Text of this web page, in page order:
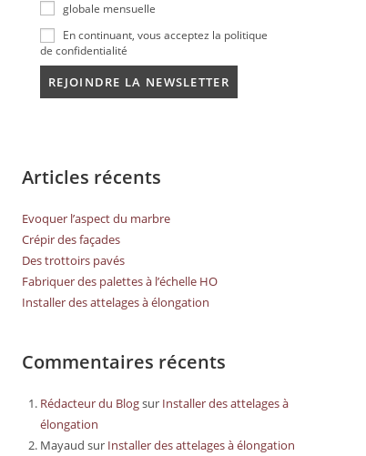
globale mensuelle
En continuant, vous acceptez la politique
de confidentialité
Articles récents
Evoquer l’aspect du marbre
Crépir des façades
Des trottoirs pavés
Fabriquer des palettes à l’échelle HO
Installer des attelages à élongation
Commentaires récents
Rédacteur du Blogsur Installer des attelages à
élongation
Mayaud sur Installer des attelages à élongation